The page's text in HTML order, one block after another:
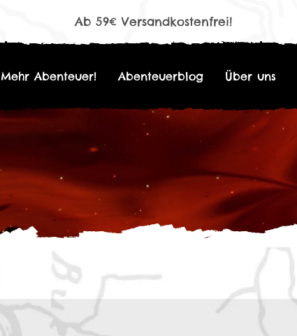
Ab 59€ Versandkostenfrei!
Mehr Abenteuer! Abenteuerblog Über uns